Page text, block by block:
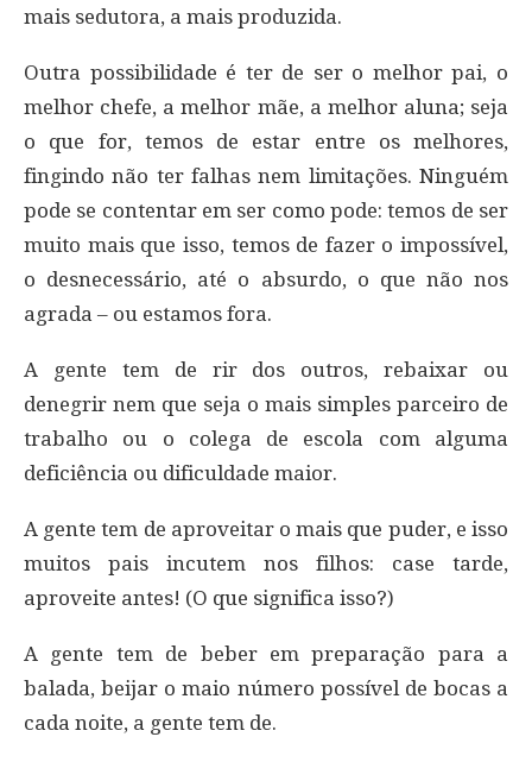
mais sedutora, a mais produzida.
Outra possibilidade é ter de ser o melhor pai, o
melhor chefe, a melhor mãe, a melhor aluna; seja
o que for, temos de estar entre os melhores,
fingindo não ter falhas nem limitações. Ninguém
pode se contentar em ser como pode: temos de ser
muito mais que isso, temos de fazer o impossível,
o desnecessário, até o absurdo, o que não nos
agrada – ou estamos fora.
A gente tem de rir dos outros, rebaixar ou
denegrir nem que seja o mais simples parceiro de
trabalho ou o colega de escola com alguma
deficiência ou dificuldade maior.
A gente tem de aproveitar o mais que puder, e isso
muitos pais incutem nos filhos: case tarde,
aproveite antes! (O que significa isso?)
A gente tem de beber em preparação para a
balada, beijar o maio número possível de bocas a
cada noite, a gente tem de.